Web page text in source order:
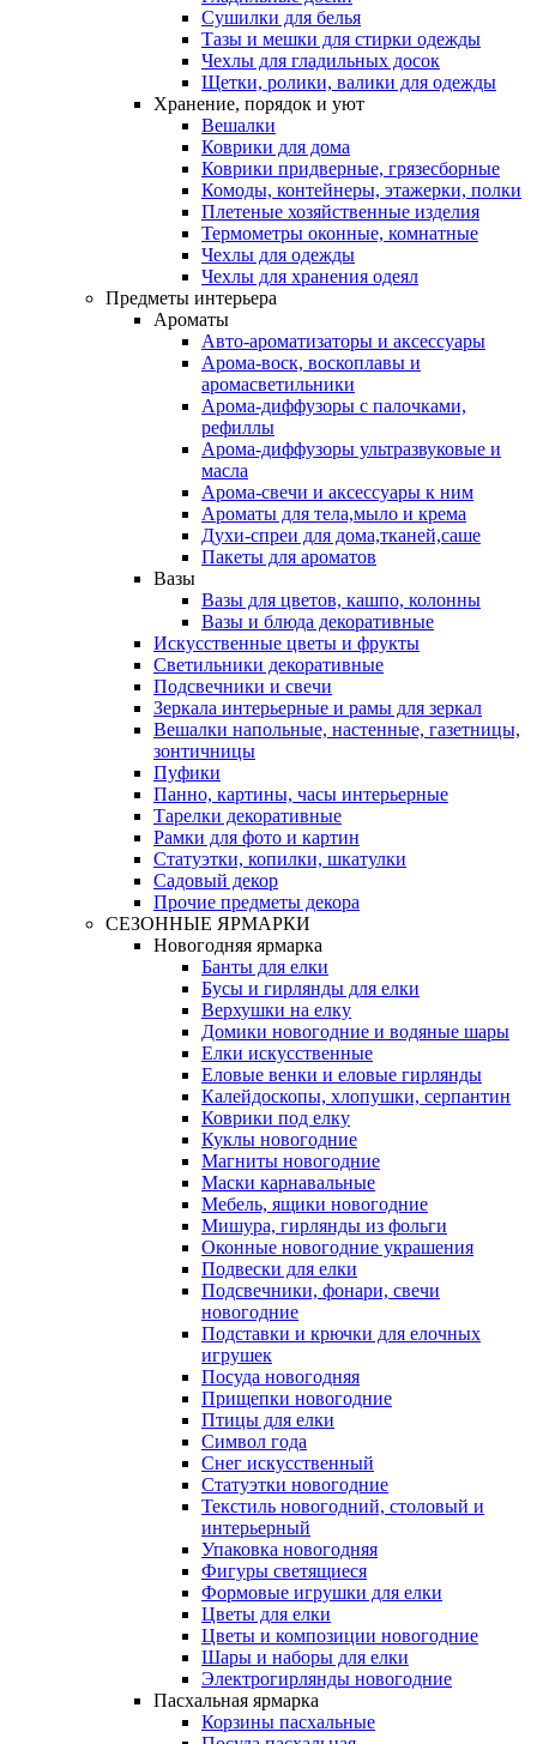
Сушилки для белья
Тазы и мешки для стирки одежды
Чехлы для гладильных досок
Щетки, ролики, валики для одежды
Хранение, порядок и уют
Вешалки
Коврики для дома
Коврики придверные, грязесборные
Комоды, контейнеры, этажерки, полки
Плетеные хозяйственные изделия
Термометры оконные, комнатные
Чехлы для одежды
Чехлы для хранения одеял
Предметы интерьера
Ароматы
Авто-ароматизаторы и аксессуары
Арома-воск, воскоплавы и
аромасветильники
Арома-диффузоры с палочками,
рефиллы
Арома-диффузоры ультразвуковые и
масла
Арома-свечи и аксессуары к ним
Ароматы для тела,мыло и крема
Духи-спреи для дома,тканей,саше
Пакеты для ароматов
Вазы
Вазы для цветов, кашпо, колонны
Вазы и блюда декоративные
Искусственные цветы и фрукты
Светильники декоративные
Подсвечники и свечи
Зеркала интерьерные и рамы для зеркал
Вешалки напольные, настенные, газетницы,
зонтичницы
Пуфики
Панно, картины, часы интерьерные
Тарелки декоративные
Рамки для фото и картин
Статуэтки, копилки, шкатулки
Садовый декор
Прочие предметы декора
СЕЗОННЫЕ ЯРМАРКИ
Новогодняя ярмарка
Банты для елки
Бусы и гирлянды для елки
Верхушки на елку
Домики новогодние и водяные шары
Елки искусственные
Еловые венки и еловые гирлянды
Калейдоскопы, хлопушки, серпантин
Коврики под елку
Куклы новогодние
Магниты новогодние
Маски карнавальные
Мебель, ящики новогодние
Мишура, гирлянды из фольги
Оконные новогодние украшения
Подвески для елки
Подсвечники, фонари, свечи
новогодние
Подставки и крючки для елочных
игрушек
Посуда новогодняя
Прищепки новогодние
Птицы для елки
Символ года
Снег искусственный
Статуэтки новогодние
Текстиль новогодний, столовый и
интерьерный
Упаковка новогодняя
Фигуры светящиеся
Формовые игрушки для елки
Цветы для елки
Цветы и композиции новогодние
Шары и наборы для елки
Электрогирлянды новогодние
Пасхальная ярмарка
Корзины пасхальные